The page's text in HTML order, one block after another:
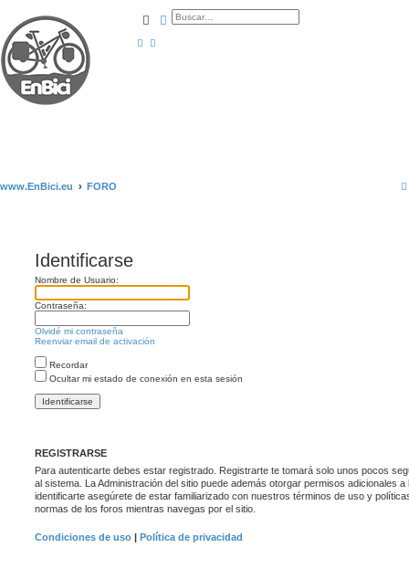
BuscarBúsqueda avanzada
www.EnBici.eu FORO
Identificarse
Nombre de Usuario:
Contraseña:
Olvidé mi contraseña
Reenviar email de activación
Recordar
Ocultar mi estado de conexión en esta sesión
REGISTRARSE
Para autenticarte debes estar registrado. Registrarte te tomará solo unos pocos
al sistema. La Administración del sitio puede además otorgar permisos adicionales
identificarte asegúrete de estar familiarizado con nuestros términos de uso y
normas de los foros mientras navegas por el sitio.
Condiciones de uso | Política de privacidad